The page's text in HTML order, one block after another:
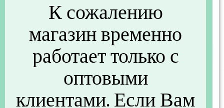
Сырорезка Ролик
Декоратор для крема 8
(MULTIDOM H803)
153 руб. /шт
К сожалению
магазин временно
работает только с
оптовыми
клиентами. Если Вам